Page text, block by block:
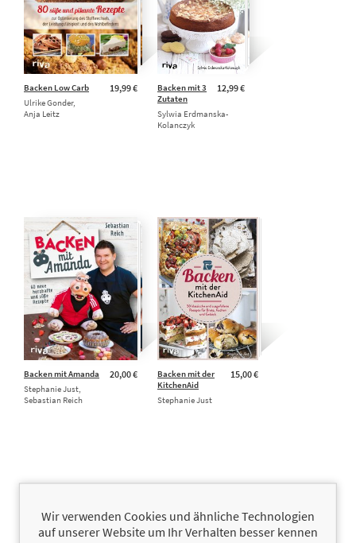
19,99 €
Backen Low Carb
Ulrike Gonder,
Anja Leitz
12,99 €
Backen mit 3
Zutaten
Sylwia Erdmanska-
Kolanczyk
20,00 €
Backen mit Amanda
Stephanie Just,
Sebastian Reich
15,00 €
Backen mit der
KitchenAid
Stephanie Just
Wir verwenden Cookies und ähnliche Technologien
auf unserer Website um Ihr Verhalten besser kennen